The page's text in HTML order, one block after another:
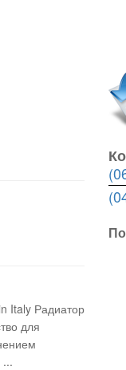
Italy Радиатор
для
...